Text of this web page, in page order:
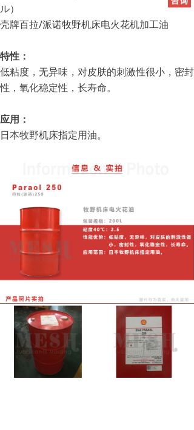
ル）
壳牌百拉/派诺牧野机床电火花机加工油
特性：
低粘度，无异味，对皮肤的刺激性很小，密封
性，氧化稳定性，长寿命。
应用：
日本牧野机床指定用油。